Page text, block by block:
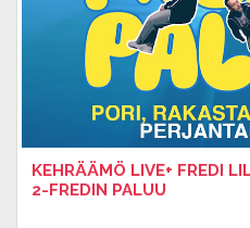
KEHRÄÄMÖ LIVE+ FREDI
2-FREDIN PALUU